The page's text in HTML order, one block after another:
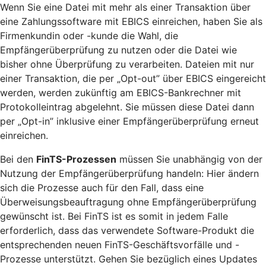
Wenn Sie eine Datei mit mehr als einer Transaktion über
eine Zahlungssoftware mit EBICS einreichen, haben Sie als
Firmenkundin oder -kunde die Wahl, die
Empfängerüberprüfung zu nutzen oder die Datei wie
bisher ohne Überprüfung zu verarbeiten. Dateien mit nur
einer Transaktion, die per „Opt-out” über EBICS eingereicht
werden, werden zukünftig am EBICS-Bankrechner mit
Protokolleintrag abgelehnt. Sie müssen diese Datei dann
per „Opt-in” inklusive einer Empfängerüberprüfung erneut
einreichen.
Bei den FinTS-Prozessen müssen Sie unabhängig von der
Nutzung der Empfängerüberprüfung handeln: Hier ändern
sich die Prozesse auch für den Fall, dass eine
Überweisungsbeauftragung ohne Empfängerüberprüfung
gewünscht ist. Bei FinTS ist es somit in jedem Falle
erforderlich, dass das verwendete Software-Produkt die
entsprechenden neuen FinTS-Geschäftsvorfälle und -
Prozesse unterstützt. Gehen Sie bezüglich eines Updates